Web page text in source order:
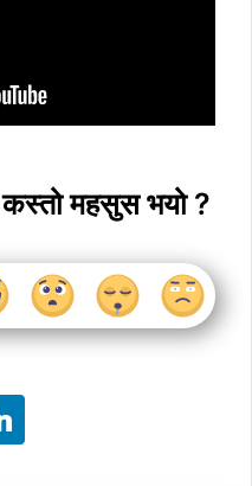
कस्तो महसुस भयो ?